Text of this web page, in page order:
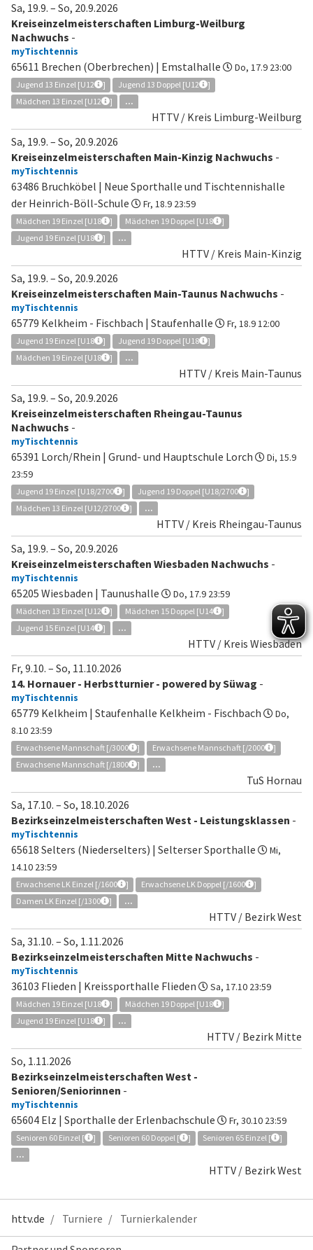
Sa, 19.9. – So, 20.9.2026
Kreiseinzelmeisterschaften Limburg-Weilburg
Nachwuchs -
myTischtennis
65611 Brechen (Oberbrechen) | Emstalhalle Do, 17.9 23:00
Jugend 13 Einzel [U12 ] Jugend 13 Doppel [U12
]
Mädchen 13 Einzel [U12
] ...
HTTV / Kreis Limburg-Weilburg
Sa, 19.9. – So, 20.9.2026
Kreiseinzelmeisterschaften Main-Kinzig Nachwuchs -
myTischtennis
63486 Bruchköbel | Neue Sporthalle und Tischtennishalle
der Heinrich-Böll-Schule
Fr, 18.9 23:59
Mädchen 19 Einzel [U18 ] Mädchen 19 Doppel [U18
]
Jugend 19 Einzel [U18
] ...
HTTV / Kreis Main-Kinzig
Sa, 19.9. – So, 20.9.2026
Kreiseinzelmeisterschaften Main-Taunus Nachwuchs -
myTischtennis
65779 Kelkheim - Fischbach | Staufenhalle Fr, 18.9 12:00
Jugend 19 Einzel [U18 ] Jugend 19 Doppel [U18
]
Mädchen 19 Einzel [U18
] ...
HTTV / Kreis Main-Taunus
Sa, 19.9. – So, 20.9.2026
Kreiseinzelmeisterschaften Rheingau-Taunus
Nachwuchs -
myTischtennis
65391 Lorch/Rhein | Grund- und Hauptschule Lorch
Di, 15.9
23:59
Jugend 19 Einzel [U18/2700 ] Jugend 19 Doppel [U18/2700
]
Mädchen 13 Einzel [U12/2700
] ...
HTTV / Kreis Rheingau-Taunus
Sa, 19.9. – So, 20.9.2026
Kreiseinzelmeisterschaften Wiesbaden Nachwuchs -
myTischtennis
65205 Wiesbaden | Taunushalle Do, 17.9 23:59
Mädchen 13 Einzel [U12 ] Mädchen 15 Doppel [U14
]
Jugend 15 Einzel [U14
] ...
HTTV / Kreis Wiesbaden
Fr, 9.10. – So, 11.10.2026
14. Hornauer - Herbstturnier - powered by Süwag -
myTischtennis
65779 Kelkheim | Staufenhalle Kelkheim - Fischbach
Do,
8.10 23:59
Erwachsene Mannschaft [/3000 ] Erwachsene Mannschaft [/2000
]
Erwachsene Mannschaft [/1800
] ...
TuS Hornau
Sa, 17.10. – So, 18.10.2026
Bezirkseinzelmeisterschaften West - Leistungsklassen -
myTischtennis
65618 Selters (Niederselters) | Selterser Sporthalle
Mi,
14.10 23:59
Erwachsene LK Einzel [/1600 ] Erwachsene LK Doppel [/1600
]
Damen LK Einzel [/1300
] ...
HTTV / Bezirk West
Sa, 31.10. – So, 1.11.2026
Bezirkseinzelmeisterschaften Mitte Nachwuchs -
myTischtennis
36103 Flieden | Kreissporthalle Flieden Sa, 17.10 23:59
Mädchen 19 Einzel [U18 ] Mädchen 19 Doppel [U18
]
Jugend 19 Einzel [U18
] ...
HTTV / Bezirk Mitte
So, 1.11.2026
Bezirkseinzelmeisterschaften West -
Senioren/Seniorinnen -
myTischtennis
65604 Elz | Sporthalle der Erlenbachschule Fr, 30.10 23:59
Senioren 60 Einzel [ ] Senioren 60 Doppel [ ] Senioren 65 Einzel [
]
...
HTTV / Bezirk West
httv.de Turniere Turnierkalender